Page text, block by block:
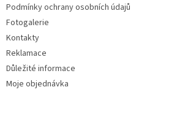
Podmínky ochrany osobních údajů
Fotogalerie
Kontakty
Reklamace
Důležité informace
Moje objednávka